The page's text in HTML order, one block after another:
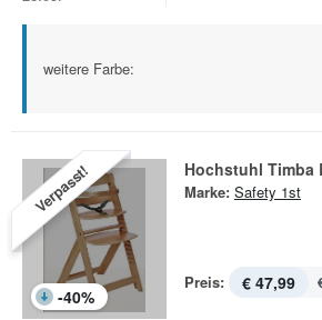
weitere Farbe:
Verpasst!
-40%
Hochstuhl Timba
Marke: Safety 1st
Preis: € 47,99